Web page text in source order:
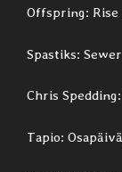
Offspring: Rise
Spastiks:
Chris
Tapio: